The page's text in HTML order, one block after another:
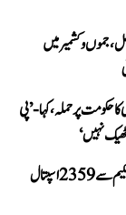
جموں و کشمیر میں
حکومت پر حملہ، کہا- ’پی
نہیں‘
مریضوں کے نام پر جعل سازی، آیوشمان اسکیم سے 2359 اسپتال